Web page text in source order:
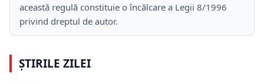
această regulă constituie o încălcare a Legii 8/1996
privind dreptul de autor.
ȘTIRILE ZILEI